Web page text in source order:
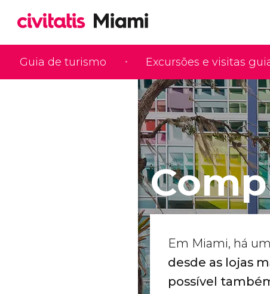
Guia de turismo Excursões e visitas
Em Miami, há
desde as lojas
possível